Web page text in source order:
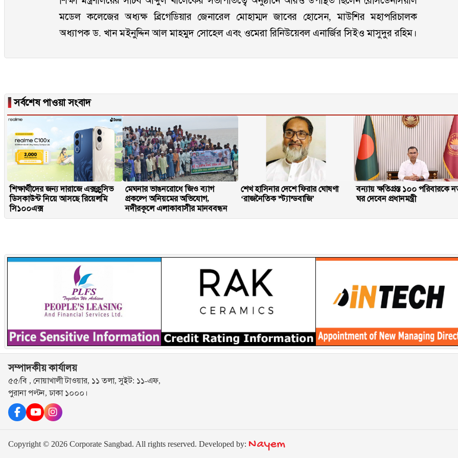
মডেল কলেজের অধ্যক্ষ ব্রিগেডিয়ার জেনারেল মোহাম্মদ জাবের হোসেন, মাউশির মহাপরিচালক
অধ্যাপক ড. খান মইনুদ্দিন আল মাহমুদ সোহেল এবং ওমেরা রিনিউয়েবল এনার্জির সিইও মাসুদুর রহিম।
▐সর্বশেষ পাওয়া সংবাদ
শিক্ষার্থীদের জন্য দারাজে এক্সক্লুসিভ
ডিসকাউন্ট নিয়ে আসছে রিয়েলমি
সি১০০এক্স
মেঘনার ভাঙনরোধে জিও ব্যাগ
প্রকল্পে অনিয়মের অভিযোগ,
নদীরকূলে এলাকাবাসীর মানববন্ধন
শেখ হাসিনার দেশে ফিরার ঘোষণা
‘রাজনৈতিক স্ট্যান্ডবাজি’
বন্যায় ক্ষতিগ্রস্ত ১০০ পরিবারকে
ঘর দেবেন প্রধানমন্ত্রী
সম্পাদকীয় কার্যালয়
৫৫/বি , নোয়াখালী টাওয়ার, ১১ তলা, সুইট: ১১-এফ,
পুরানা পল্টন, ঢাকা ১০০০।
Copyright © 2026 Corporate Sangbad. All rights reserved. Developed by: Nayem